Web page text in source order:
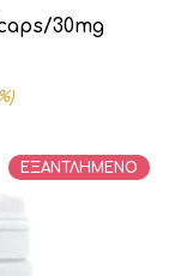
30mg
ΕΞΑΝΤΛΗΜΕΝΟ